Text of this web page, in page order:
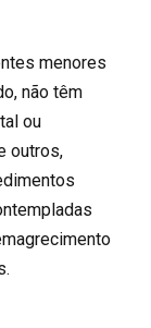
menores
não têm
ou
outros,